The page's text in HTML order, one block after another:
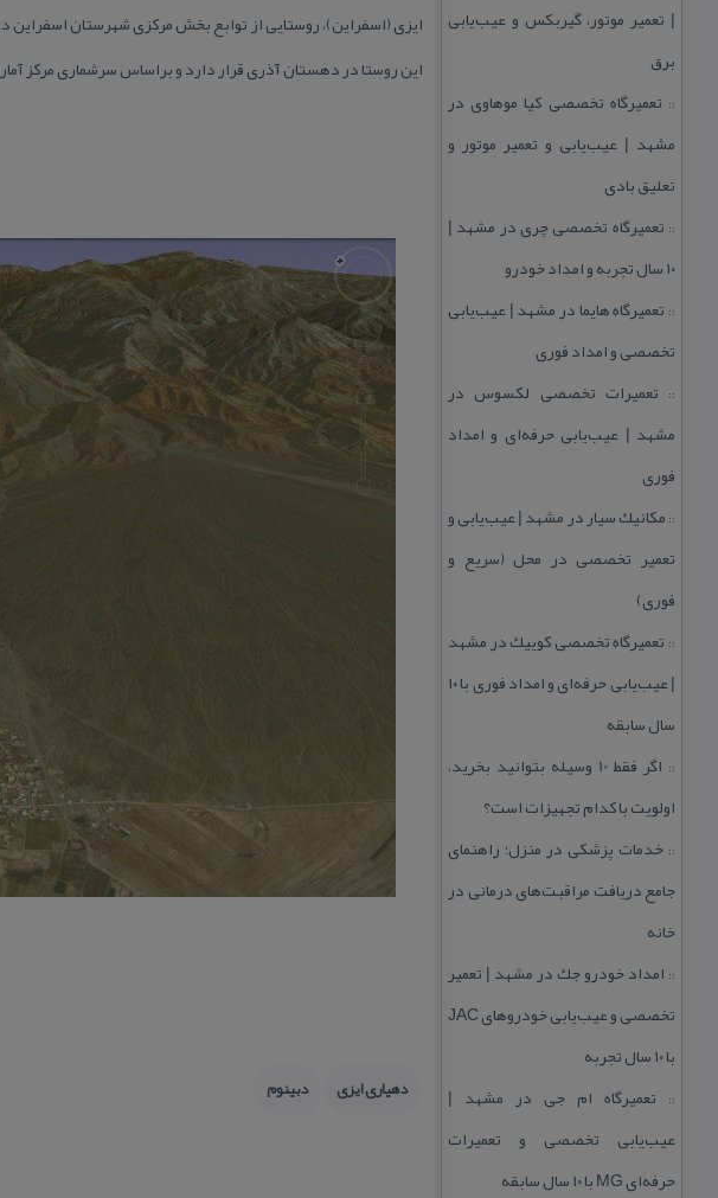
| تعمیر موتور، گیربكس و عیب‌یابی
برق
:: تعمیرگاه تخصصی كیا موهاوی در
مشهد | عیب‌یابی و تعمیر موتور و
تعلیق بادی
:: تعمیرگاه تخصصی چری در مشهد |
۱۰ سال تجربه و امداد خودرو
:: تعمیرگاه هایما در مشهد | عیب‌یابی
تخصصی و امداد فوری
:: تعمیرات تخصصی لكسوس در
مشهد | عیب‌یابی حرفه‌ای و امداد
فوری
:: مكانیك سیار در مشهد | عیب‌یابی و
تعمیر تخصصی در محل (سریع و
فوری)
:: تعمیرگاه تخصصی كوییك در مشهد
| عیب‌یابی حرفه‌ای و امداد فوری با ۱۰
سال سابقه
::
اگر فقط 10 وسیله بتوانید بخرید،
اولویت با كدام تجهیزات است؟
:: خدمات پزشكی در منزل؛ راهنمای
جامع دریافت مراقبت‌های درمانی در
خانه
:: امداد خودرو جك در مشهد | تعمیر
تخصصی و عیب‌یابی خودروهای JAC
با ۱۰ سال تجربه
:: تعمیرگاه ام جی در مشهد |
عیب‌یابی تخصصی و تعمیرات
حرفه‌ای MG با ۱۰ سال سابقه
ایزی (اسفراین)، روستایی از توابع بخش مركزی شهرستان اسفراین
این روستا در دهستان آذری قرار دارد و براساس سرشماری مركز آمار ایران در سال ۱۳۸۵، جمعیت آن ۳۷۹
دهیاری ایزی دبینوم